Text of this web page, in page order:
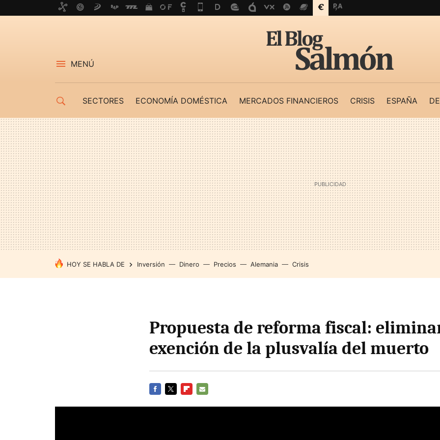
MENÚ
SECTORES ECONOMÍA DOMÉSTICA MERCADOS FINANCIEROS CRISIS ESPAÑA
HOY SE HABLA DE Inversión Dinero Precios Alemania Crisis
Propuesta de reforma fiscal:
exención de la plusvalía del muerto